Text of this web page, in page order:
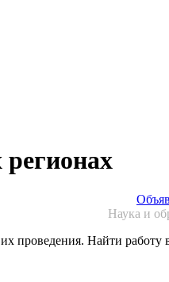
регионах
Наука и
проведения. Найти работу